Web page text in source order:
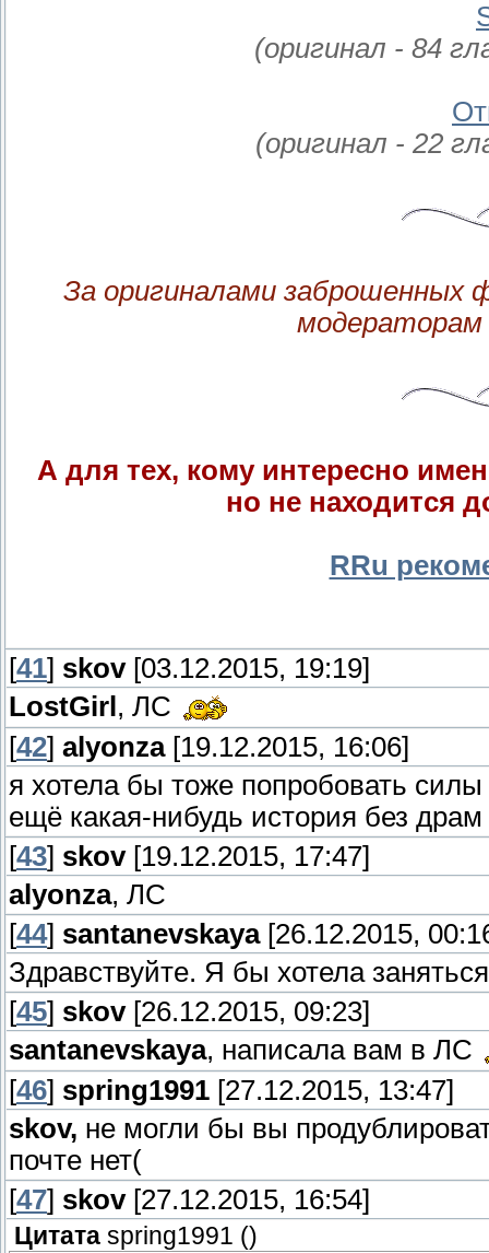
(оригинал - 84
(оригинал - 22
За оригиналами заброшенных
модераторам
А для тех, кому интересно
но не находится
RRu
[41] skov[03.12.2015, 19:19]
LostGirl , ЛС
[42] alyonza[19.12.2015, 16:06]
я хотела бы тоже попробовать
ещё какая-нибудь история без
[43] skov[19.12.2015, 17:47]
alyonza, ЛС
[44] santanevskaya[26.12.2015,
Здравствуйте. Я бы хотела
[45] skov[26.12.2015, 09:23]
santanevskaya, написала вам в ЛС
[46] spring1991 [27.12.2015, 13:47]
skov, не могли бы вы
почте нет(
[47] skov[27.12.2015, 16:54]
Цитата spring1991 ()